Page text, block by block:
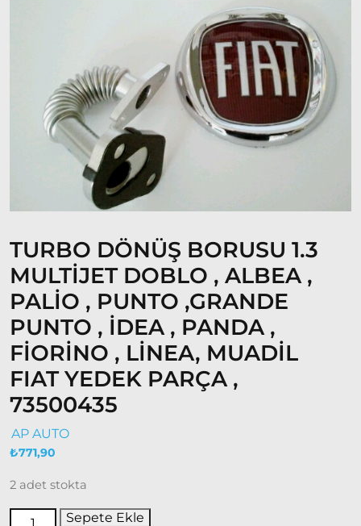
Modeller
Doblo
2010 –
2014
Modeller
Doblo
2022
Doblo
2022
Model
ve Üstü
Doğan
– Şahin –
Kartal
Fiat
Ducato
Ducato
2001
Modeller
TURBO DÖNÜŞ BORUSU 1.3
MULTİJET DOBLO , ALBEA ,
PALİO , PUNTO ,GRANDE
PUNTO , İDEA , PANDA ,
FİORİNO , LİNEA, MUADİL
FIAT YEDEK PARÇA ,
73500435
AP AUTO
₺771,90
2 adet stokta
Sepete Ekle